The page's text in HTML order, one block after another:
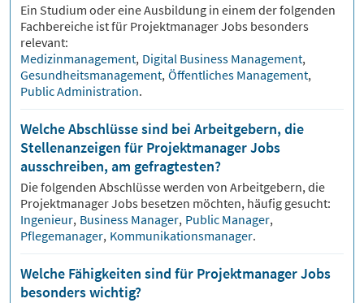
Ein Studium oder eine Ausbildung in einem der folgenden
Fachbereiche ist für ProjektmanagerJobs besonders
relevant:
Medizinmanagement, Digital Business Management,
Gesundheitsmanagement, Öffentliches Management,
Public Administration.
Welche Abschlüsse sind bei Arbeitgebern, die
Stellenanzeigen für Projektmanager Jobs
ausschreiben, am gefragtesten?
Die folgenden Abschlüsse werden von Arbeitgebern, die
ProjektmanagerJobs besetzen möchten, häufig gesucht:
Ingenieur, Business Manager, Public Manager,
Pflegemanager, Kommunikationsmanager.
Welche Fähigkeiten sind für Projektmanager Jobs
besonders wichtig?